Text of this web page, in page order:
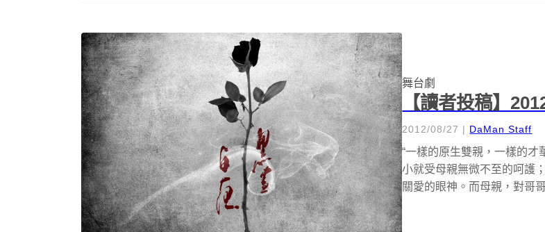
舞台劇
【讀者投稿】
2012/08/27 | DaMan Staff
“一樣的原生雙親，一樣的
小就受母親無微不至的呵護
關愛的眼神。而母親，對哥